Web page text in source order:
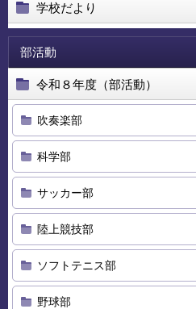
学校だより
部活動
令和８年度（部活動）
吹奏楽部
科学部
サッカー部
陸上競技部
ソフトテニス部
野球部